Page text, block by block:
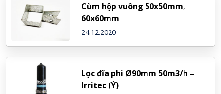
Cùm hộp vuông 50x50mm,
60x60mm
24.12.2020
Lọc đĩa phi Ø90mm 50m3/h –
Irritec (Ý)